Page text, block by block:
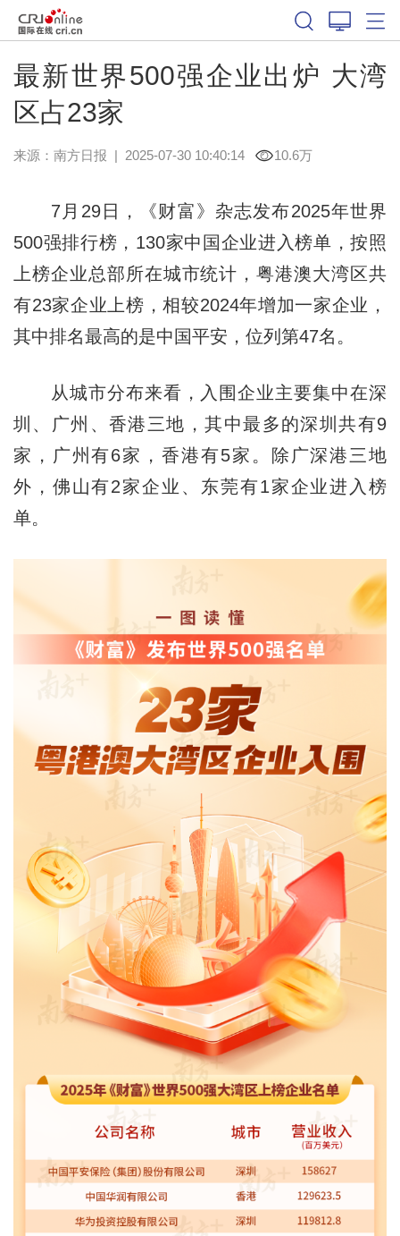
最新世界500强企业出炉 大湾
区占23家
来源： 南方日报 | 2025-07-30 10:40:14 10.6万
7月29日，《财富》杂志发布2025年世界
500强排行榜，130家中国企业进入榜单，按照
上榜企业总部所在城市统计，粤港澳大湾区共
有23家企业上榜，相较2024年增加一家企业，
其中排名最高的是中国平安，位列第47名。
从城市分布来看，入围企业主要集中在深
圳、广州、香港三地，其中最多的深圳共有9
家，广州有6家，香港有5家。除广深港三地
外，佛山有2家企业、东莞有1家企业进入榜
单。